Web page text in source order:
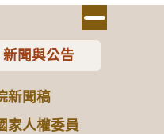
新聞與公告
新聞稿
家人權委員